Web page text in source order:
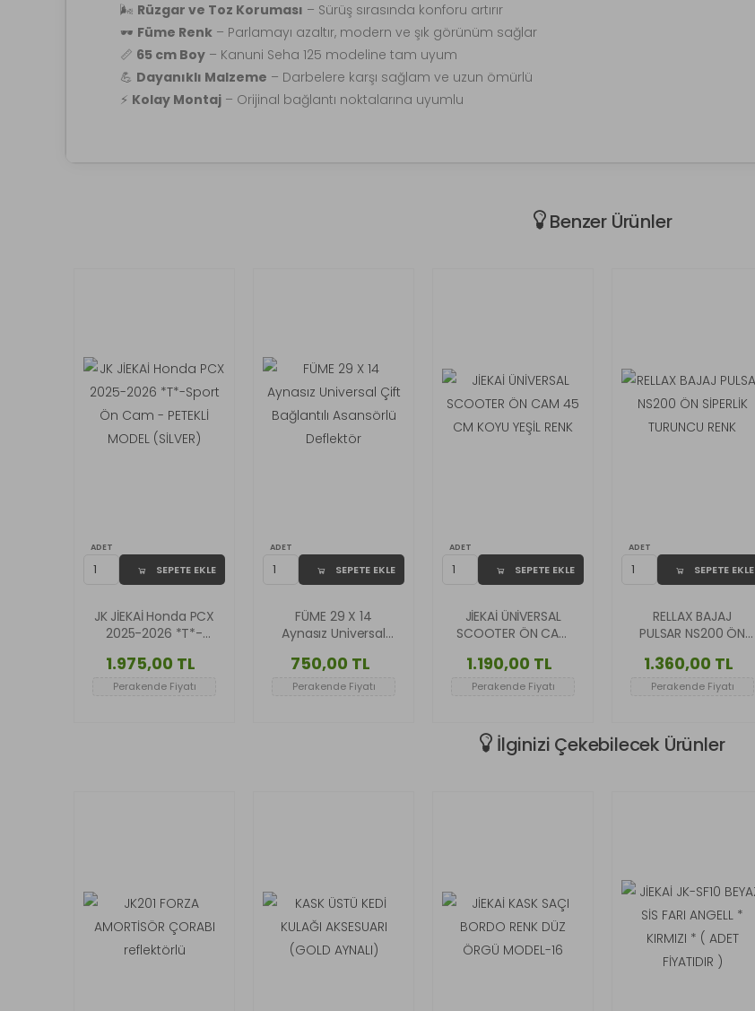
🌬️ Rüzgar ve Toz Koruması – Sürüş sırasında konforu artırır
🕶️ Füme Renk – Parlamayı azaltır, modern ve şık görünüm sağlar
📏 65 cm Boy – Kanuni Seha 125 modeline tam uyum
💪 Dayanıklı Malzeme – Darbelere karşı sağlam ve uzun ömürlü
⚡ Kolay Montaj – Orijinal bağlantı noktalarına uyumlu
Benzer Ürünler
ADET
SEPETE EKLE
JK JİEKAİ Honda PCX
2025-2026 *T*-
PETEKLİ MODEL
(SİLVER)
1.975,00 TL
Perakende Fiyatı
ADET
SEPETE EKLE
FÜME 29 X 14
Aynasız Universal
Asansörlü Deflektör
750,00 TL
Perakende Fiyatı
ADET
SEPETE EKLE
JİEKAİ ÜNİVERSAL
SCOOTER ÖN CAM
RENK
1.190,00 TL
Perakende Fiyatı
ADET
SEPETE EKLE
RELLAX BAJAJ
PULSAR NS200 ÖN
RENK
1.360,00 TL
Perakende Fiyatı
İlginizi Çekebilecek Ürünler